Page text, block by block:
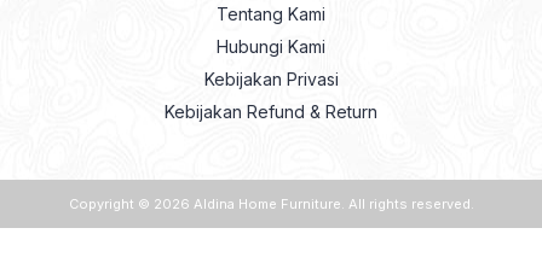
Tentang Kami
Hubungi Kami
Kebijakan Privasi
Kebijakan Refund & Return
Copyright © 2026 Aldina Home Furniture . All rights reserved.